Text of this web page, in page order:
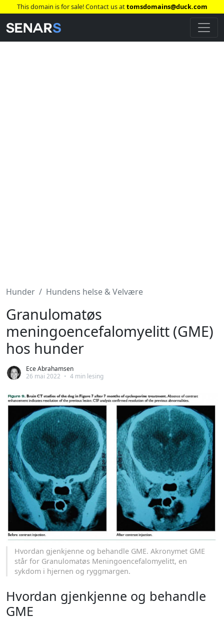
This domain is for sale! Contact us attomsdomains@duck.com
Hunder Hundens helse & Velvære
Granulomatøs
meningoencefalomyelitt (GME)
hos hunder
Ece Abrahamsen
26 mai 2022 • 4 min lesing
Hvordan gjenkjenne og behandle GME. Akronymet GME
står for Granulomatøs Meningoencefalomyelitt, en
sykdom i hjernen og ryggmargen.
Hvordan gjenkjenne og behandle
GME